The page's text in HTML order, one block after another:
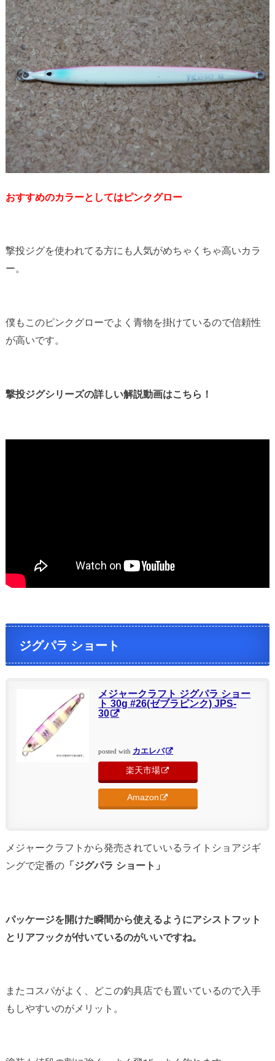
おすすめのカラーとしてはピンクグロー
撃投ジグを使われてる方にも人気がめちゃくちゃ高いカラ
ー。
僕もこのピンクグローでよく青物を掛けているので信頼性
が高いです。
撃投ジグシリーズの詳しい解説動画はこちら！
ジグパラ ショート
メジャークラフト ジグパラ ショー
ト 30g #26(ゼブラピンク) JPS-
30
posted with カエレバ
楽天市場
Amazon
メジャークラフトから発売されていいるライトショアジギ
ングで定番の「ジグパラ ショート」
パッケージを開けた瞬間から使えるようにアシストフット
とリアフックが付いているのがいいですね。
またコスパがよく、どこの釣具店でも置いているので入手
もしやすいのがメリット。